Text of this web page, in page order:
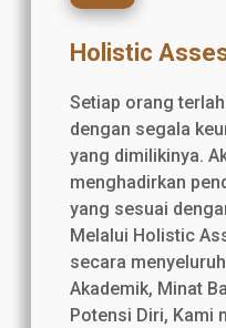
Holistic
Setiap orang
dengan segala
yang dimilikinya.
menghadirkan
yang sesuai
Melalui Holistic
secara
Akademik, Minat
Potensi Diri, Kami